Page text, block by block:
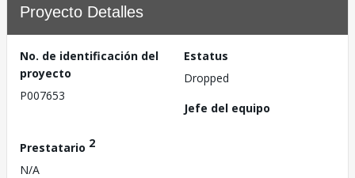
Proyecto Detalles
No. de identificación del
proyecto
P007653
Estatus
Dropped
Jefe del equipo
Prestatario 2
N/A